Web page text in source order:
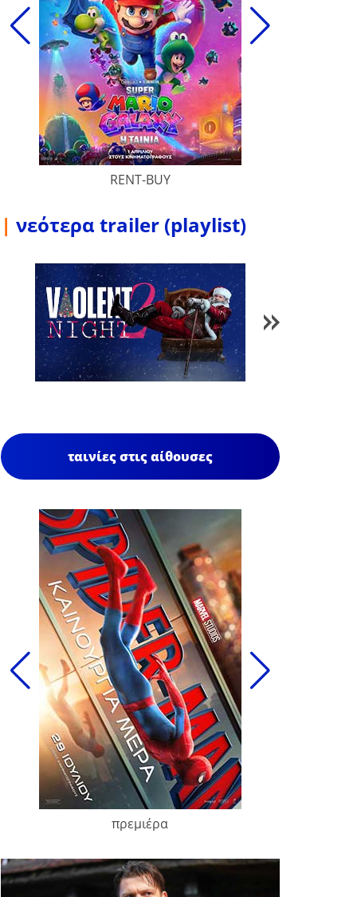
RENT-BUY
| νεότερα trailer (playlist)
1 / 84
ταινίες στις αίθουσες
πρεμιέρα